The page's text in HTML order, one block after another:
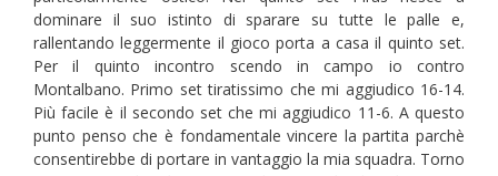
dominare il suo istinto di sparare su tutte le palle e,
rallentando leggermente il gioco porta a casa il quinto set.
Per il quinto incontro scendo in campo io contro
Montalbano. Primo set tiratissimo che mi aggiudico 16-14.
Più facile è il secondo set che mi aggiudico 11-6. A questo
punto penso che è fondamentale vincere la partita parchè
consentirebbe di portare in vantaggio la mia squadra. Torno